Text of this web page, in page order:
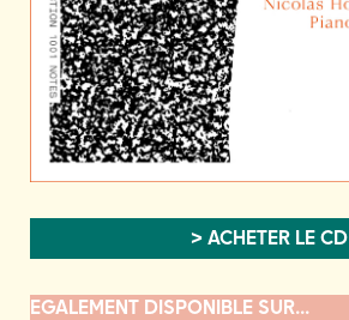
> ACHETER LE CD
EGALEMENT DISPONIBLE SUR...